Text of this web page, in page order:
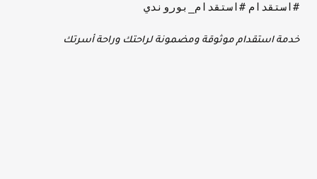
#استقدام #استقدام_بوروندي
خدمة استقدام موثوقة ومضمونة لراحتك وراحة أسرتك